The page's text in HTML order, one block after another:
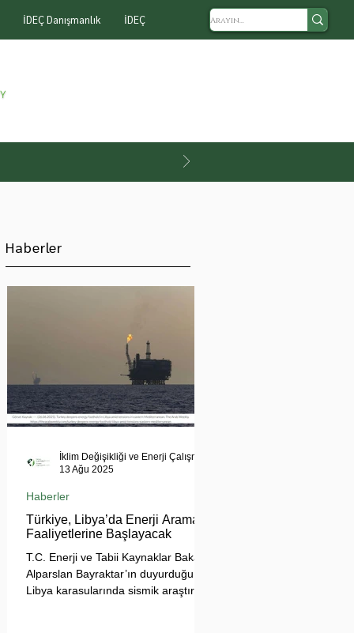
İDEÇ Danışmanlık İDEÇ
Haberler
Türkiye, Libya’da Enerji Arama
Faaliyetlerine Başlayacak
T.C. Enerji ve Tabii Kaynaklar Bakanı
Alparslan Bayraktar’ın duyurduğu
Libya karasularında sismik araştırma
Haberler
13 Ağu 2025